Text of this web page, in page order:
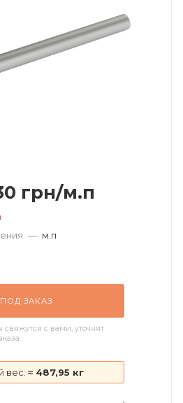
грн/м.п
— м.п
ПОД ЗАКАЗ
с вами, уточнят
вес: ≈ 487,95 кг